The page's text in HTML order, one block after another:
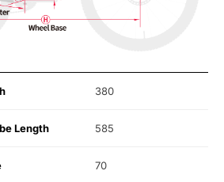
380
Length 585
70